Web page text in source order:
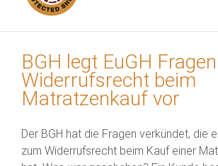
BGH legt EuGH
Widerrufsrecht beim
Matratzenkauf vor
Der BGH hat die Fragen verkündet, die
zum Widerrufsrecht beim Kauf einer